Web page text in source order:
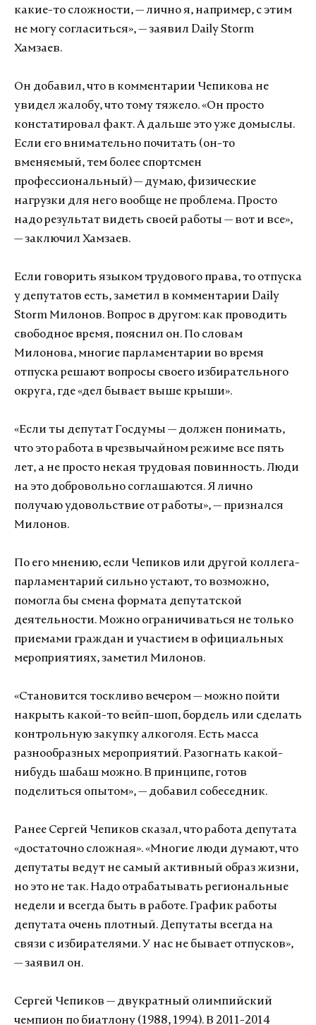
какие-то сложности, — лично я, например, с этим
не могу согласиться», — заявил Daily Storm
Хамзаев.
Он добавил, что в комментарии Чепикова не
увидел жалобу, что тому тяжело. «Он просто
констатировал факт. А дальше это уже домыслы.
Если его внимательно почитать (он-то
вменяемый, тем более спортсмен
профессиональный) — думаю, физические
нагрузки для него вообще не проблема. Просто
надо результат видеть своей работы — вот и все»,
— заключил Хамзаев.
Если говорить языком трудового права, то отпуска
у депутатов есть, заметил в комментарии Daily
Storm Милонов. Вопрос в другом: как проводить
свободное время, пояснил он. По словам
Милонова, многие парламентарии во время
отпуска решают вопросы своего избирательного
округа, где «дел бывает выше крыши».
«Если ты депутат Госдумы — должен понимать,
что это работа в чрезвычайном режиме все пять
лет, а не просто некая трудовая повинность. Люди
на это добровольно соглашаются. Я лично
получаю удовольствие от работы», — признался
Милонов.
По его мнению, если Чепиков или другой коллега-
парламентарий сильно устают, то возможно,
помогла бы смена формата депутатской
деятельности. Можно ограничиваться не только
приемами граждан и участием в официальных
мероприятиях, заметил Милонов.
«Становится тоскливо вечером — можно пойти
накрыть какой-то вейп-шоп, бордель или сделать
контрольную закупку алкоголя. Есть масса
разнообразных мероприятий. Разогнать какой-
нибудь шабаш можно. В принципе, готов
поделиться опытом», — добавил собеседник.
Ранее Сергей Чепиков сказал, что работа депутата
«достаточно сложная». «Многие люди думают, что
депутаты ведут не самый активный образ жизни,
но это не так. Надо отрабатывать региональные
недели и всегда быть в работе. График работы
депутата очень плотный. Депутаты всегда на
связи с избирателями. У нас не бывает отпусков»,
— заявил он.
Сергей Чепиков — двукратный олимпийский
чемпион по биатлону (1988, 1994). В 2011-2014